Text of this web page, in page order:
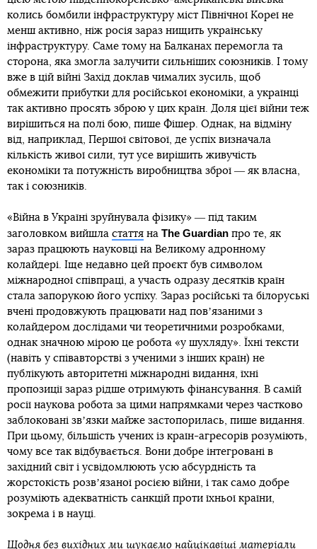
колись бомбили інфраструктуру міст Північної Кореї не
менш активно, ніж росія зараз нищить українську
інфраструктуру. Саме тому на Балканах перемогла та
сторона, яка змогла залучити сильніших союзників. І тому
вже в цій війні Захід доклав чималих зусиль, щоб
обмежити прибутки для російської економіки, а українці
так активно просять зброю у цих країн. Доля цієї війни теж
вирішиться на полі бою, пише Фішер. Однак, на відміну
від, наприклад, Першої світової, де успіх визначала
кількість живої сили, тут усе вирішить живучість
економіки та потужність виробництва зброї ― як власна,
так і союзників.
«Війна в Україні зруйнувала фізику» ― під таким
заголовком вийшла стаття на The Guardian про те, як
зараз працюють науковці на Великому адронному
колайдері. Іще недавно цей проєкт був символом
міжнародної співпраці, а участь одразу десятків країн
стала запорукою його успіху. Зараз російські та білоруські
вчені продовжують працювати над повʼязаними з
колайдером дослідами чи теоретичними розробками,
однак значною мірою це робота «у шухляду». Їхні тексти
(навіть у співавторстві з ученими з інших країн) не
публікують авторитетні міжнародні видання, їхні
пропозиції зараз рідше отримують фінансування. В самій
росії наукова робота за цими напрямками через частково
заблоковані звʼязки майже застопорилась, пише видання.
При цьому, більшість учених із країн-агресорів розуміють,
чому все так відбувається. Вони добре інтегровані в
західний світ і усвідомлюють усю абсурдність та
жорстокість розвʼязаної росією війни, і так само добре
розуміють адекватність санкцій проти їхньої країни,
зокрема і в науці.
Щодня без вихідних ми шукаємо найцікавіші матеріали